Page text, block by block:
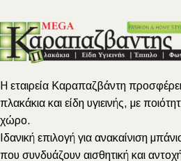
Η εταιρεία Καραπαζβάντη
πλακάκια και είδη υγιεινής, με
χώρο.
Ιδανική επιλογή για ανακαίνιση
που συνδυάζουν αισθητική και